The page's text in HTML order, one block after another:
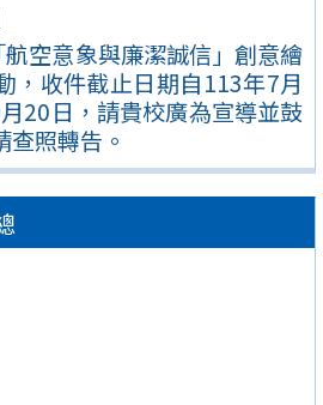
空意象與廉潔誠信」創意繪
，收件截止日期自113年7月
20日，請貴校廣為宣導並鼓
照轉告。